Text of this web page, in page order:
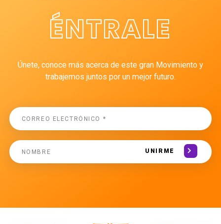
ÉNTRALE
Únete, conoce más acerca de este gran Movimiento y
trabajemos juntos por un mejor futuro.
UNIRME